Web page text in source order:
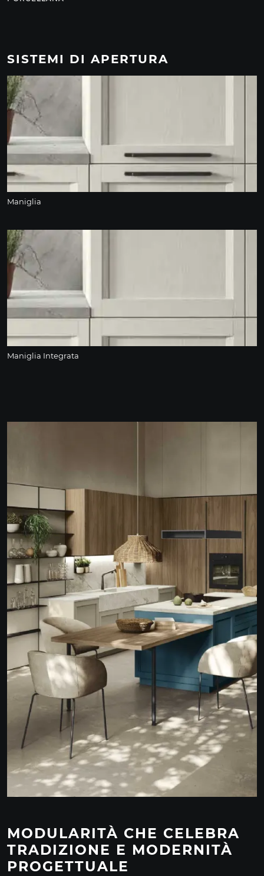
SISTEMI DI APERTURA
Maniglia
Maniglia Integrata
MODULARITÀ CHE CELEBRA
TRADIZIONE E MODERNITÀ
PROGETTUALE